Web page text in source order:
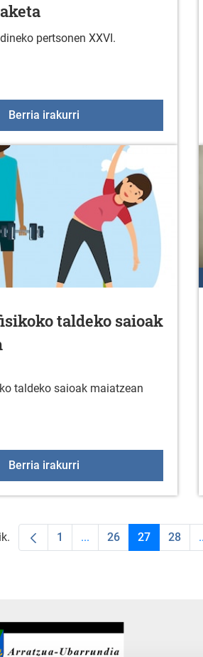
pertsonen XXVI.
Berria irakurriGorbeialdeko adineko
erakusketa
taldeko saioak
taldeko saioak maiatzean
Berria irakurriJarduera fisikoko
Orrialdea
1 ...Intermediate Pages Use
Orrialdea
26 Orrialdea
27 28